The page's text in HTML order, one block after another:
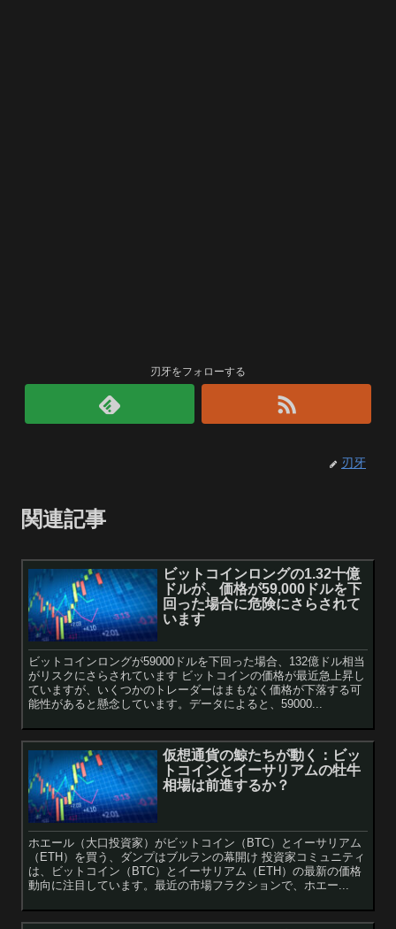
刃牙をフォローする
刃牙
関連記事
ビットコインロングの1.32十億
ドルが、価格が59,000ドルを下
回った場合に危険にさらされて
います
ビットコインロングが59000ドルを下回った場合、132億ドル相当
がリスクにさらされています ビットコインの価格が最近急上昇し
ていますが、いくつかのトレーダーはまもなく価格が下落する可
能性があると懸念しています。データによると、59000...
仮想通貨の鯨たちが動く：ビッ
トコインとイーサリアムの牡牛
相場は前進するか？
ホエール（大口投資家）がビットコイン（BTC）とイーサリアム
（ETH）を買う、ダンプはブルランの幕開け 投資家コミュニティ
は、ビットコイン（BTC）とイーサリアム（ETH）の最新の価格
動向に注目しています。最近の市場フラクションで、ホエー...